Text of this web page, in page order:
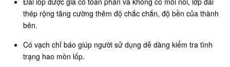
thép rộng tăng cường thêm độ chắc chắn, độ bền của thành
bên.
Có vạch chỉ báo giúp người sử dụng dễ dàng kiểm tra tình
trạng hao mòn lốp.